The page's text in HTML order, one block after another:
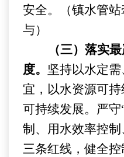
安全。（镇水管
与）
（三）落实
度。 坚持以水定
宜， 以水资源可
可持续发展。严守
制、用水效率控
三条红线，健全